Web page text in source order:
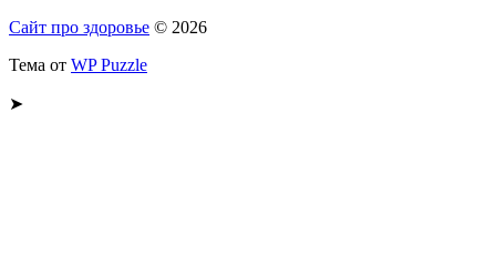
Сайт про здоровье © 2026
Тема от WP Puzzle
➤